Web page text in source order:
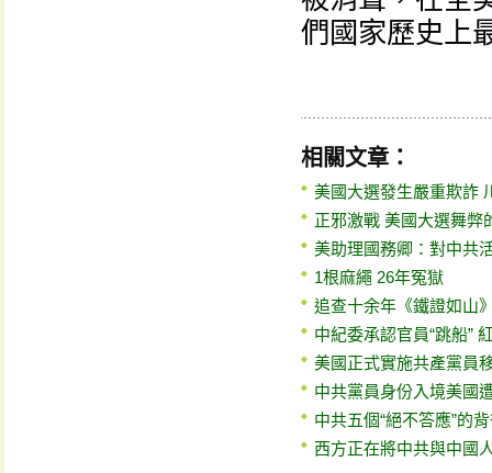
們國家歷史上
相關文章：
美國大選發生嚴重欺詐
正邪激戰 美國大選舞弊
美助理國務卿：對中共
1根麻繩 26年冤獄
追查十余年《鐵證如山
中紀委承認官員“跳船”
美國正式實施共產黨員
中共黨員身份入境美國
中共五個“絕不答應”的
西方正在將中共與中國